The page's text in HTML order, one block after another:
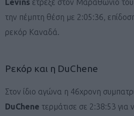
Levins έτρεξε στον Μαραθώνιο
την πέμπτη θέση με 2:05:36,
ρεκόρ Καναδά.
Ρεκόρ και η DuChene
Στον ίδιο αγώνα η 46χρονη
DuChene τερμάτισε σε 2:38:53 για